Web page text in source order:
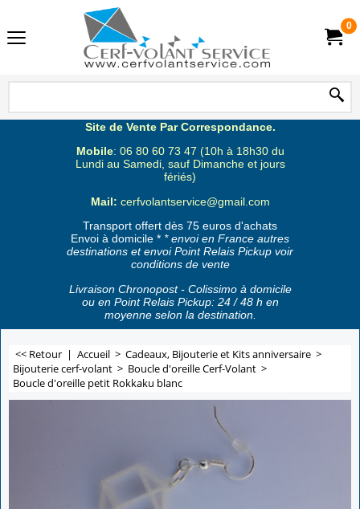
0
Site de Vente Par Correspondance.
Mobile: 06 80 60 73 47 (10h à 18h30 du
Lundi au Samedi, sauf Dimanche et jours
fériés)
Mail: cerfvolantservice@gmail.com
Transport offert dès 75 euros d'achats
Envoi à domicile * * envoi en France autres
destinations et envoi Point Relais Pickup voir
conditions de vente
Livraison Chronopost - Colissimo à domicile
ou en Point Relais Pickup: 24 / 48 h en
moyenne selon la destination.
<< Retour | Accueil > Cadeaux, Bijouterie et Kits anniversaire >
Bijouterie cerf-volant > Boucle d'oreille Cerf-Volant >
Boucle d'oreille petit Rokkaku blanc